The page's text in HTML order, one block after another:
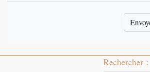
Rechercher :